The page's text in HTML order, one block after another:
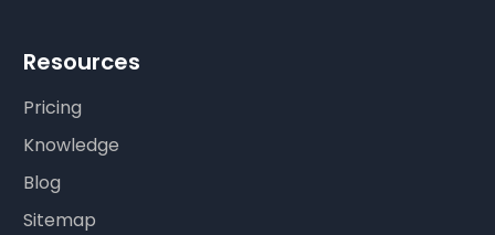
Resources
Pricing
Knowledge
Blog
Sitemap